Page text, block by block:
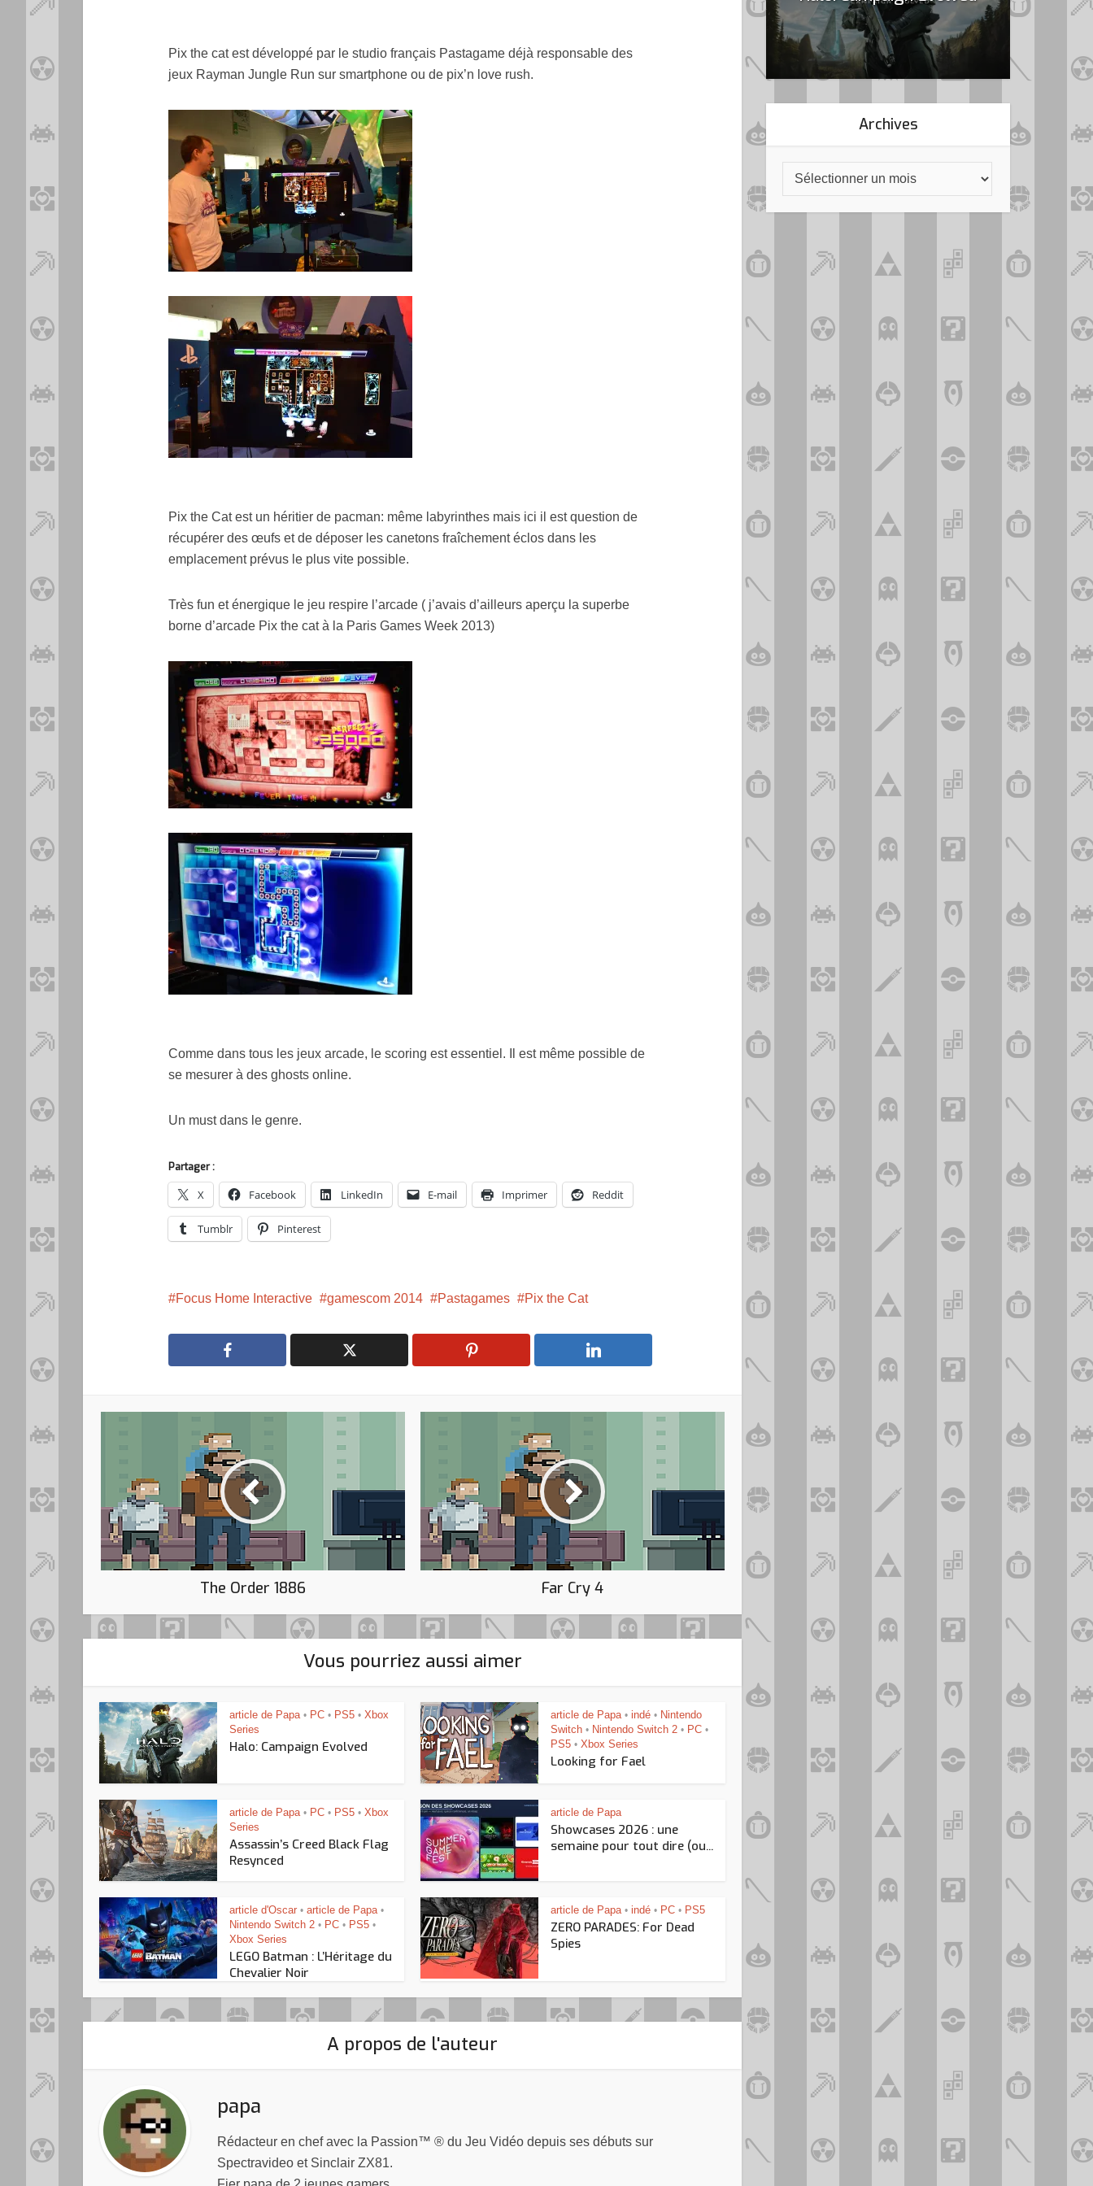
Pix the cat est développé par le studio français Pastagame déjà responsable des
jeux Rayman Jungle Run sur smartphone ou de pix’n love rush.
Pix the Cat est un héritier de pacman: même labyrinthes mais ici il est question de
récupérer des œufs et de déposer les canetons fraîchement éclos dans les
emplacement prévus le plus vite possible.
Très fun et énergique le jeu respire l’arcade ( j’avais d’ailleurs aperçu la superbe
borne d’arcade Pix the cat à la Paris Games Week 2013)
Comme dans tous les jeux arcade, le scoring est essentiel. Il est même possible de
se mesurer à des ghosts online.
Un must dans le genre.
Partager :
X Facebook LinkedIn E-mail Imprimer Reddit
Tumblr Pinterest
Focus Home Interactive gamescom 2014 Pastagames Pix the Cat
The Order 1886 Far Cry 4
Vous pourriez aussi aimer
article de Papa • PC • PS5 • Xbox
Series
Halo: Campaign Evolved
article de Papa • indé • Nintendo
Switch • Nintendo Switch 2 • PC •
PS5 • Xbox Series
Looking for Fael
article de Papa • PC • PS5 • Xbox
Series
Assassin’s Creed Black Flag
Resynced
article de Papa
Showcases 2026 : une
semaine pour tout dire (ou...
article d'Oscar • article de Papa •
Nintendo Switch 2 • PC • PS5 •
Xbox Series
LEGO Batman : L’Héritage du
Chevalier Noir
article de Papa • indé • PC • PS5
ZERO PARADES: For Dead
Spies
A propos de l'auteur
papa
Rédacteur en chef avec la Passion™ ® du Jeu Vidéo depuis ses débuts sur
Spectravideo et Sinclair ZX81.
Archives